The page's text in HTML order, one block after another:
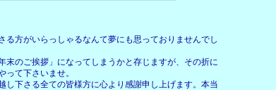
方がいらっしゃるなんて夢にも思っておりませんでし
のご挨拶」になってしまうかと存じますが、その折に
て下さいませ。
下さる全ての皆様方に心より感謝申し上げます。本当